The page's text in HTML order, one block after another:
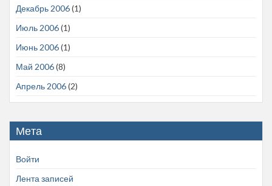
Декабрь 2006(1)
Июль 2006(1)
Июнь 2006(1)
Май 2006(8)
Апрель 2006(2)
Мета
Войти
Лента записей